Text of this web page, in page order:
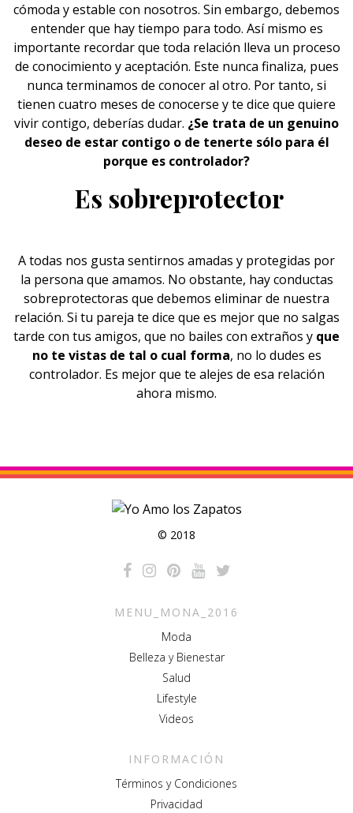
cómoda y estable con nosotros. Sin embargo, debemos
entender que hay tiempo para todo. Así mismo es
importante recordar que toda relación lleva un proceso
de conocimiento y aceptación. Este nunca finaliza, pues
nunca terminamos de conocer al otro. Por tanto, si
tienen cuatro meses de conocerse y te dice que quiere
vivir contigo, deberías dudar. ¿Se trata de un genuino
deseo de estar contigo o de tenerte sólo para él
porque es controlador?
Es sobreprotector
A todas nos gusta sentirnos amadas y protegidas por
la persona que amamos. No obstante, hay conductas
sobreprotectoras que debemos eliminar de nuestra
relación. Si tu pareja te dice que es mejor que no salgas
tarde con tus amigos, que no bailes con extraños y que
no te vistas de tal o cual forma, no lo dudes es
controlador. Es mejor que te alejes de esa relación
ahora mismo.
© 2018
MENU_MONA_2016
Moda
Belleza y Bienestar
Salud
Lifestyle
Videos
INFORMACIÓN
Términos y Condiciones
Privacidad